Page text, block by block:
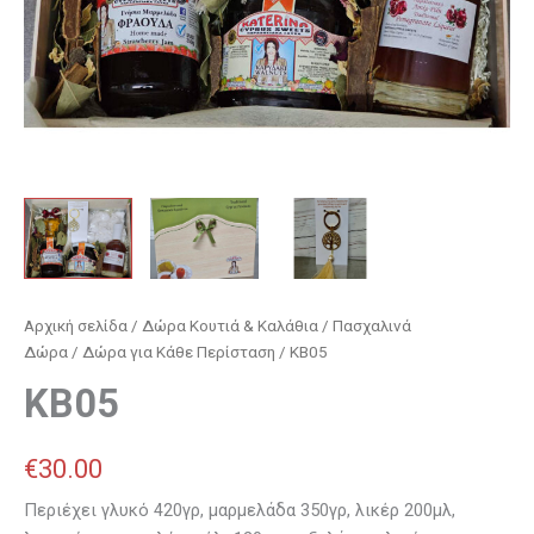
Αρχική σελίδα / Δώρα Κουτιά & Καλάθια / Πασχαλινά
Δώρα / Δώρα για Κάθε Περίσταση / KB05
KB05
€30.00
Περιέχει γλυκό 420γρ, μαρμελάδα 350γρ, λικέρ 200μλ,